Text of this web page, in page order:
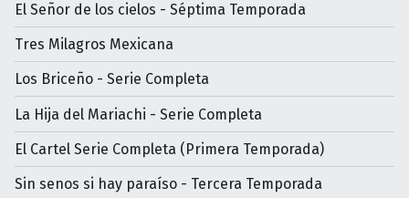
El Señor de los cielos - Séptima Temporada
Tres Milagros Mexicana
Los Briceño - Serie Completa
La Hija del Mariachi - Serie Completa
El Cartel Serie Completa (Primera Temporada)
Sin senos si hay paraíso - Tercera Temporada